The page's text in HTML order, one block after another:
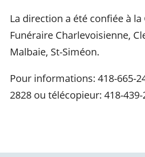
La direction a été confiée à
Funéraire Charlevoisienne,
Malbaie, St-Siméon.
Pour informations: 418-665-
2828 ou télécopieur: 418-439-